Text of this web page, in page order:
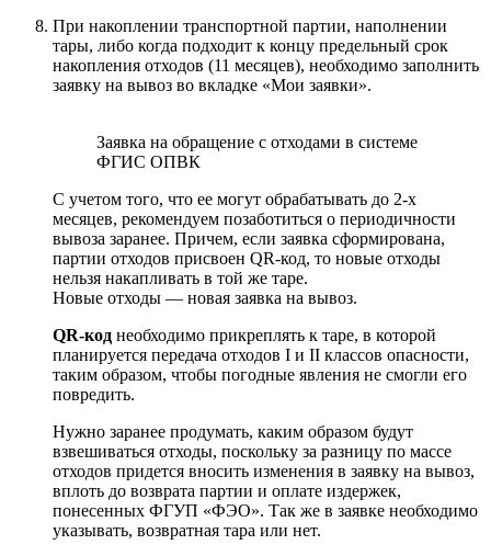
При накоплении транспортной партии, наполнении
тары, либо когда подходит к концу предельный срок
накопления отходов (11 месяцев), необходимо заполнить
заявку на вывоз во вкладке «Мои заявки».
Заявка на обращение с отходами в системе
ФГИС ОПВК
С учетом того, что ее могут обрабатывать до 2-х
месяцев, рекомендуем позаботиться о периодичности
вывоза заранее. Причем, если заявка сформирована,
партии отходов присвоен QR-код, то новые отходы
нельзя накапливать в той же таре.
Новые отходы — новая заявка на вывоз.
QR-код необходимо прикреплять к таре, в которой
планируется передача отходов I и II классов опасности,
таким образом, чтобы погодные явления не смогли его
повредить.
Нужно заранее продумать, каким образом будут
взвешиваться отходы, поскольку за разницу по массе
отходов придется вносить изменения в заявку на вывоз,
вплоть до возврата партии и оплате издержек,
понесенных ФГУП «ФЭО». Так же в заявке необходимо
указывать, возвратная тара или нет.